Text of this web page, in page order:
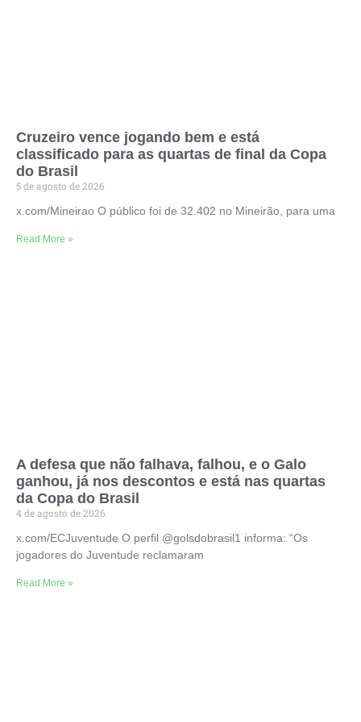
Cruzeiro vence jogando bem e está
classificado para as quartas de final da Copa
do Brasil
5 de agosto de 2026
x.com/Mineirao O público foi de 32.402 no Mineirão, para uma
Read More »
A defesa que não falhava, falhou, e o Galo
ganhou, já nos descontos e está nas quartas
da Copa do Brasil
4 de agosto de 2026
x.com/ECJuventude O perfil @golsdobrasil1 informa: “Os
jogadores do Juventude reclamaram
Read More »